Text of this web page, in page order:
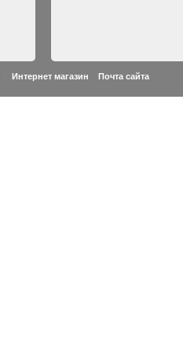
Интернет магазин Почта сайта